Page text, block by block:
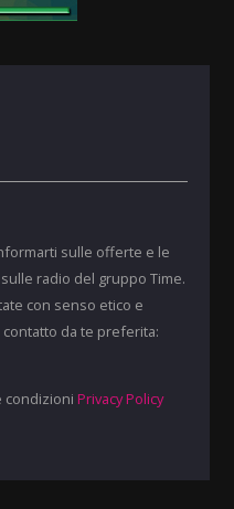
sulle offerte e le
radio del gruppo Time.
con senso etico e
da te preferita:
condizioni Privacy Policy